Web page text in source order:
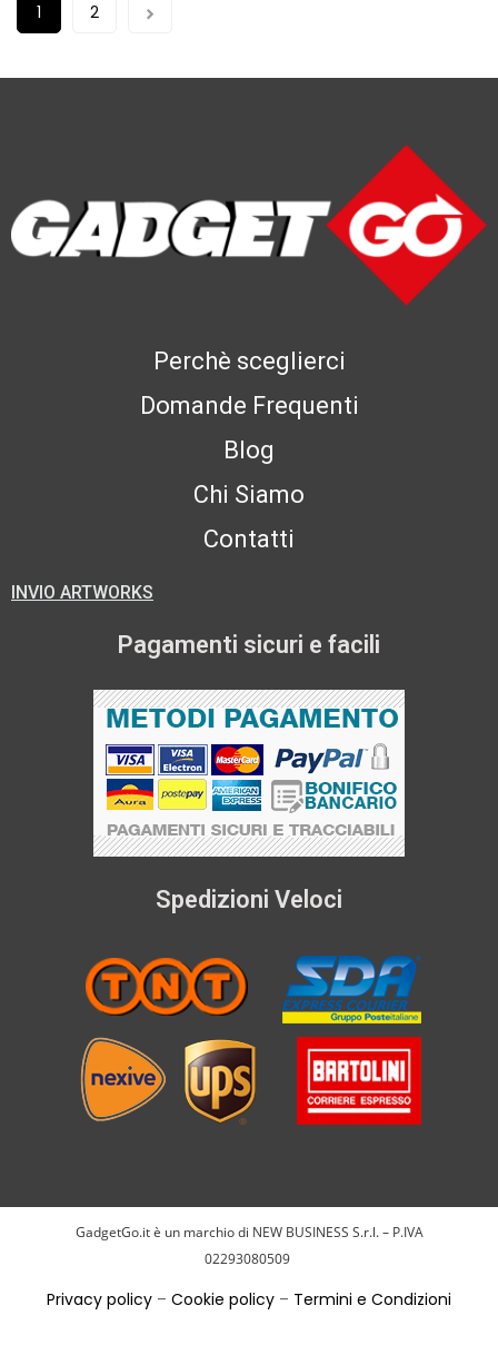
1 2
Perchè sceglierci
Domande Frequenti
Blog
Chi Siamo
Contatti
INVIO ARTWORKS
Pagamenti sicuri e facili
Spedizioni Veloci
GadgetGo.it è un marchio di NEW BUSINESS S.r.l. – P.IVA
02293080509
Privacy policy – Cookie policy – Termini e Condizioni